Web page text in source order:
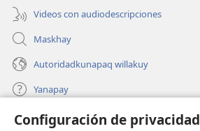
Configuración de privacidad
Videos con audiodescripciones
Maskhay
Autoridadkunapaq willakuy
Yanapay
Donacionta churanapaq